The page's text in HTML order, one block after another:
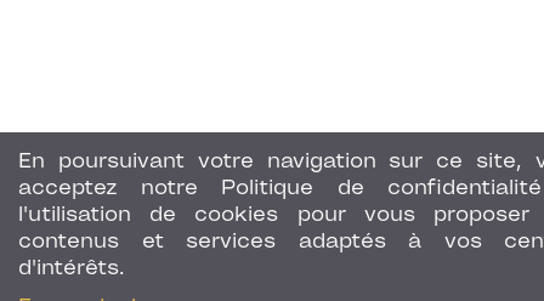
En poursuivant votre navigation sur ce site,
acceptez notre Politique de
l'utilisation de cookies pour vous proposer
contenus et services adaptés à vos
d'intérêts.